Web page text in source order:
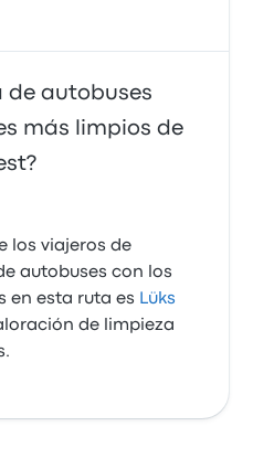
de autobuses
más limpios de
los viajeros de
autobuses con los
en esta ruta es Lüks
de limpieza